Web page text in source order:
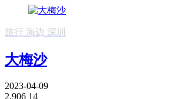
旅行 海边 深圳
大梅沙
2023-04-09
2,906 14